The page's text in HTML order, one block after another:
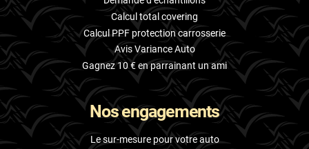
Calcul total covering
Calcul PPF protection carrosserie
Avis Variance Auto
Gagnez 10 € en parrainant un ami
Nos engagements
Le sur-mesure pour votre auto